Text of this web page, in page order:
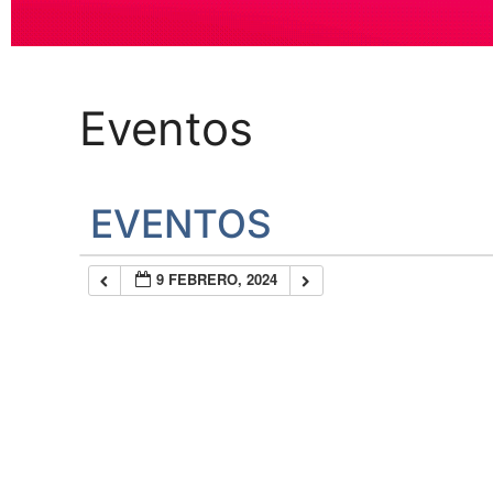
Eventos
EVENTOS
9 FEBRERO, 2024